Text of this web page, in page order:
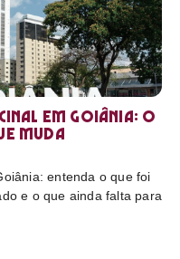
em Goiânia: o
muda
entenda o que foi
e o que ainda falta para